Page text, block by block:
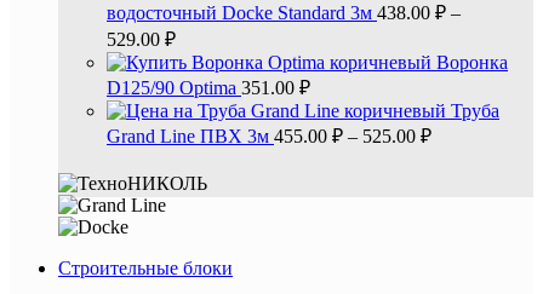
водосточный Docke Standard 3м 438.00 ₽ –
529.00 ₽
Воронка
D125/90 Optima 351.00 ₽
Труба
Grand Line ПВХ 3м 455.00 ₽ – 525.00 ₽
Строительные блоки